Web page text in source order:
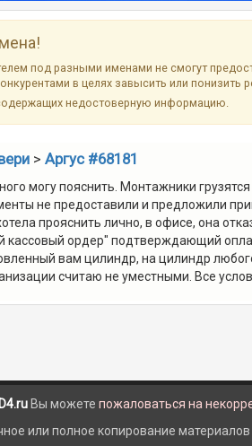
под разными именами не смогут
в целях завысить или понизить
недостоверную информацию.
> Аргус #68181
могу пояснить. Монтажники
не предоставили и предложили
прояснить лично, в офисе, она
кассовый ордер" подтверждающий
вам цилиндр, на цилиндр
считаю не уместными. Все
Вы можете пожаловаться на
или полное копирование